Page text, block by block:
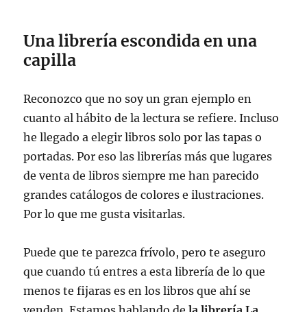
Una librería escondida en una
capilla
Reconozco que no soy un gran ejemplo en
cuanto al hábito de la lectura se refiere. Incluso
he llegado a elegir libros solo por las tapas o
portadas. Por eso las librerías más que lugares
de venta de libros siempre me han parecido
grandes catálogos de colores e ilustraciones.
Por lo que me gusta visitarlas.
Puede que te parezca frívolo, pero te aseguro
que cuando tú entres a esta librería de lo que
menos te fijaras es en los libros que ahí se